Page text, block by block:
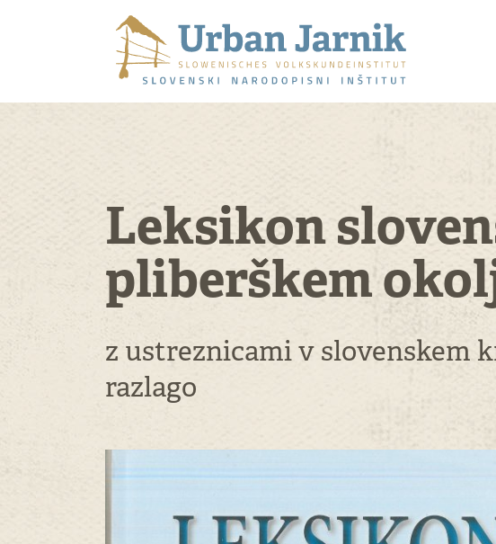
Leksikon
pliberškem
z ustreznicami v slovenskem
razlago